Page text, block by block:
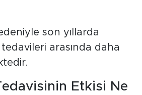
son yıllarda
tedavileri arasında daha
Etkisi Ne